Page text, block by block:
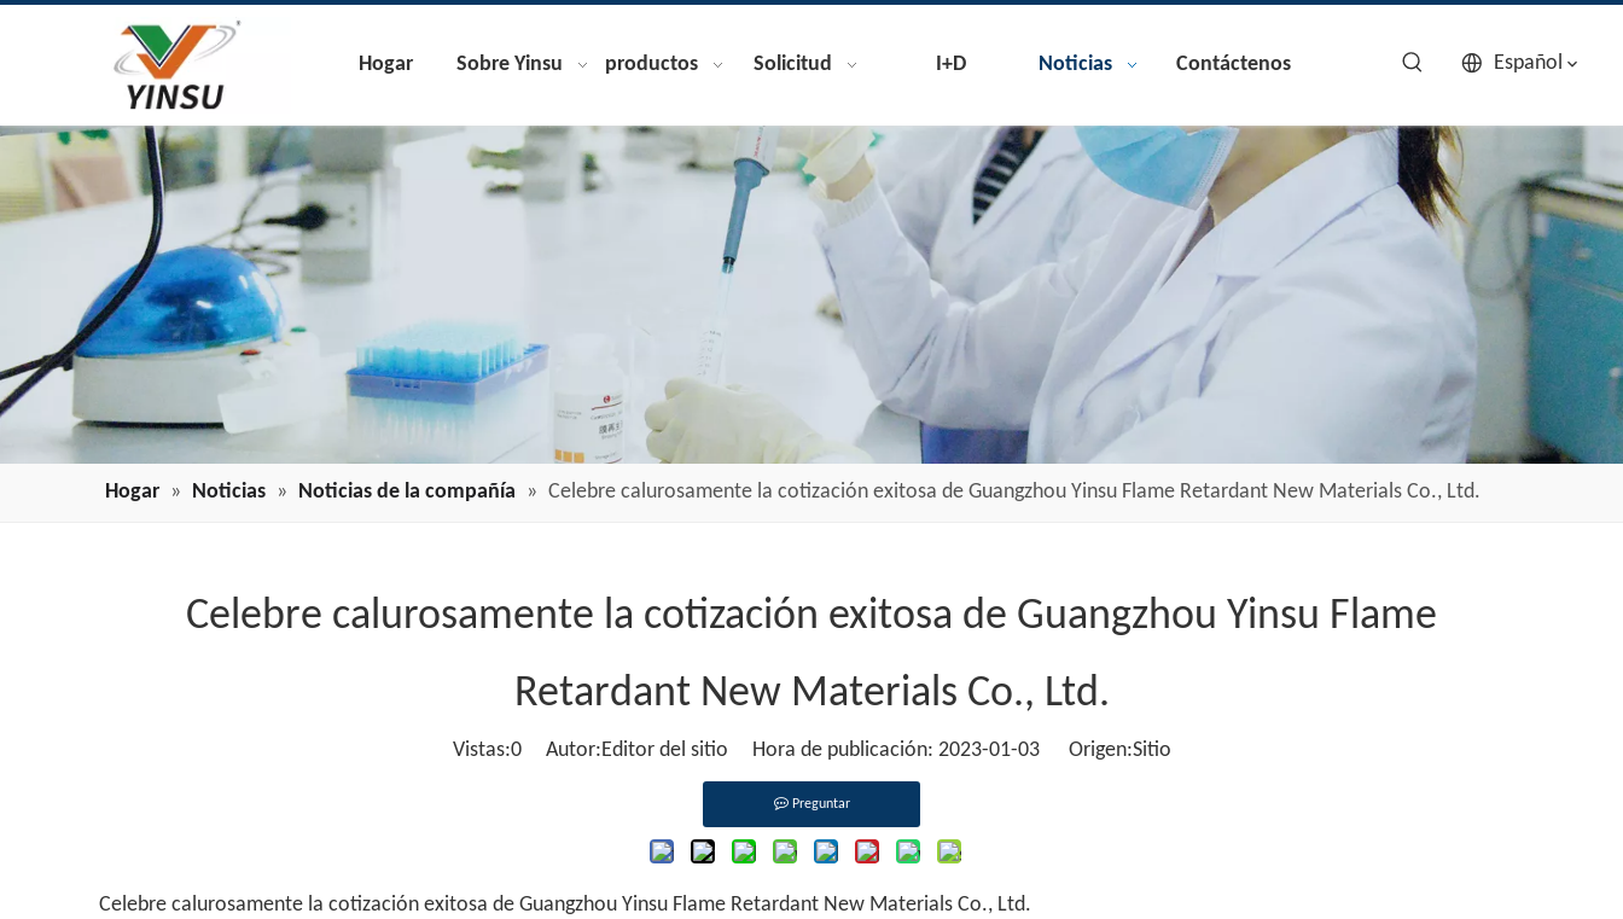
Hogar Sobre Yinsu productos Solicitud I+D Noticias Contáctenos Español
Hogar » Noticias » Noticias de la compañía » Celebre calurosamente la cotización exitosa de Guangzhou Yinsu Flame Retardant New Materials Co., Ltd.
Celebre calurosamente la cotización exitosa de Guangzhou Yinsu Flame
Retardant New Materials Co., Ltd.
Vistas:0Autor:Editor del sitio Hora de publicación: 2023-01-03 Origen:Sitio
Preguntar
Celebre calurosamente la cotización exitosa de Guangzhou Yinsu Flame Retardant New Materials Co., Ltd.